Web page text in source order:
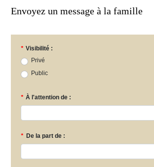
Envoyez un message à la famille
* Visibilité :
Privé
Public
* À l'attention de :
* De la part de :